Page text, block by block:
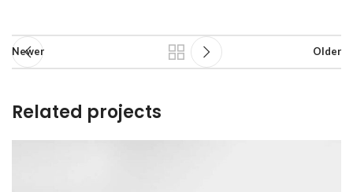
Newer Older
Related projects